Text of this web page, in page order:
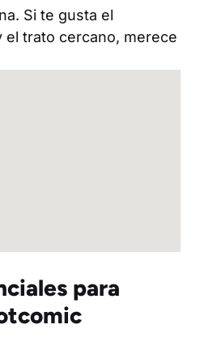
Si te gusta el
el trato cercano, merece
para